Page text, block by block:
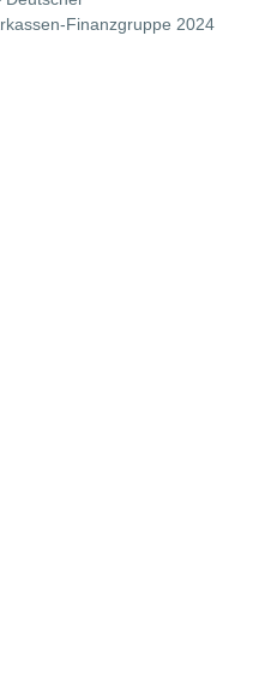
Finanzgruppe 2024